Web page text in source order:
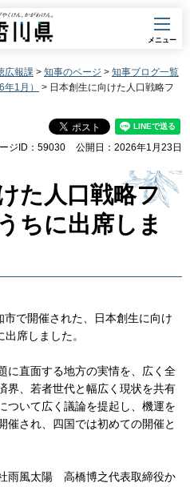
川県
メニュー
広報課 > 知事のページ > 知事ブログ一覧
1月）
> 日本創生に向けた人口戦略フ
ジID：59030 公開日：2026年1月23日
た人口戦略フ
ちに出席しま
で開催された、日本創生に向け
席しました。
に直面する地方の実情を、広く全
界、若者世代と幅広く現状を共有
ついて広く議論を提起し、機運を
催され、四国では初めての開催と
雨風太陽 高橋博之代表取締役か